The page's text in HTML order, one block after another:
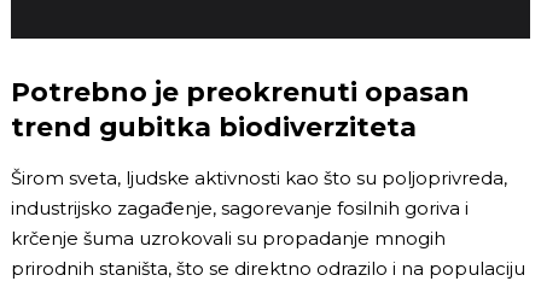
Potrebno je preokrenuti opasan
trend gubitka biodiverziteta
Širom sveta, ljudske aktivnosti kao što su poljoprivreda,
industrijsko zagađenje, sagorevanje fosilnih goriva i
krčenje šuma uzrokovali su propadanje mnogih
prirodnih staništa, što se direktno odrazilo i na populaciju